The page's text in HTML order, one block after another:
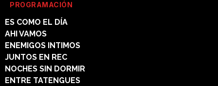
PROGRAMACIÓN
ES COMO EL DÍA
AHI VAMOS
ENEMIGOS INTIMOS
JUNTOS EN REC
NOCHES SIN DORMIR
ENTRE TATENGUES